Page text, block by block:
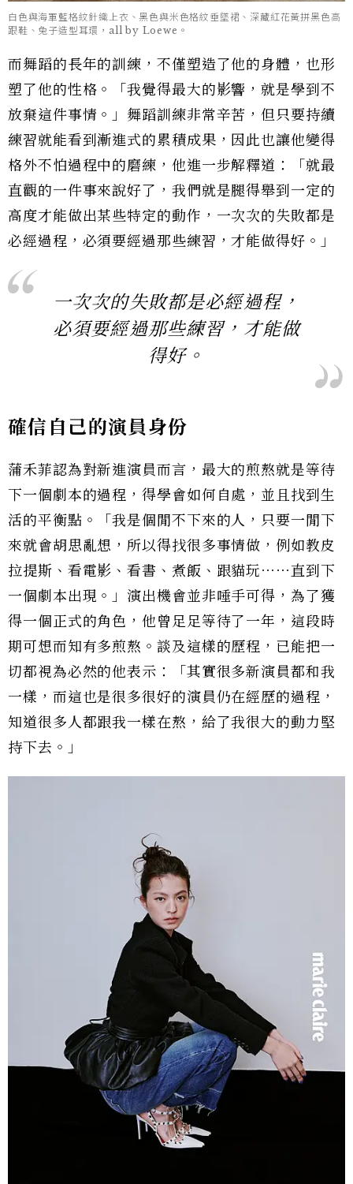
白色與海軍藍格紋針織上衣、黑色與米色格紋垂墜裙、深藏紅花黃拼黑色高
跟鞋、兔子造型耳環，all by Loewe。
而舞蹈的長年的訓練，不僅塑造了他的身體，也形
塑了他的性格。「我覺得最大的影響，就是學到不
放棄這件事情。」舞蹈訓練非常辛苦，但只要持續
練習就能看到漸進式的累積成果，因此也讓他變得
格外不怕過程中的磨練，他進一步解釋道：「就最
直觀的一件事來說好了，我們就是腿得舉到一定的
高度才能做出某些特定的動作，一次次的失敗都是
必經過程，必須要經過那些練習，才能做得好。」
一次次的失敗都是必經過程，
必須要經過那些練習，才能做
得好。
確信自己的演員身份
蒲禾菲認為對新進演員而言，最大的煎熬就是等待
下一個劇本的過程，得學會如何自處，並且找到生
活的平衡點。「我是個閒不下來的人，只要一閒下
來就會胡思亂想，所以得找很多事情做，例如教皮
拉提斯、看電影、看書、煮飯、跟貓玩⋯⋯直到下
一個劇本出現。」演出機會並非唾手可得，為了獲
得一個正式的角色，他曾足足等待了一年，這段時
期可想而知有多煎熬。談及這樣的歷程，已能把一
切都視為必然的他表示：「其實很多新演員都和我
一樣，而這也是很多很好的演員仍在經歷的過程，
知道很多人都跟我一樣在熬，給了我很大的動力堅
持下去。」